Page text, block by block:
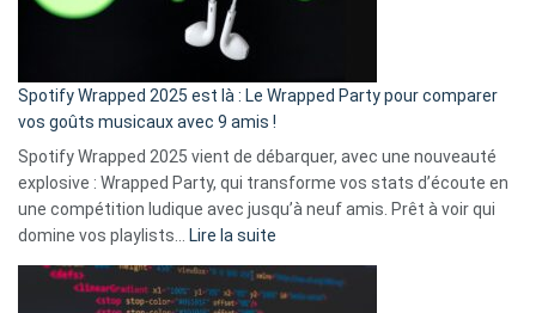
»
Solly
change
la
des
Spotify Wrapped 2025 est là : Le Wrapped Party pour comparer
vos goûts musicaux avec 9 amis !
Spotify Wrapped 2025 vient de débarquer, avec une nouveauté
explosive : Wrapped Party, qui transforme vos stats d’écoute en
une compétition ludique avec jusqu’à neuf amis. Prêt à voir qui
domine vos playlists… Lire la suite
Spotify
Wrapped